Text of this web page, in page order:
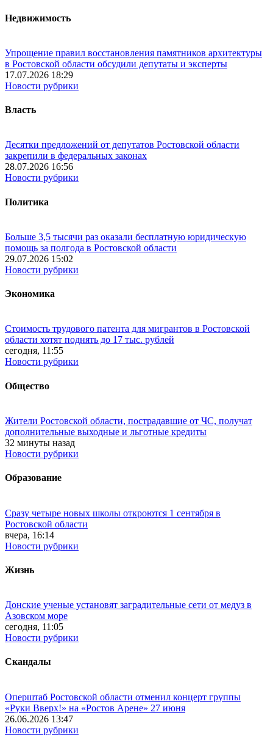
Недвижимость
Упрощение правил восстановления памятников архитектуры
в Ростовской области обсудили депутаты и эксперты
17.07.2026 18:29
Новости рубрики
Власть
Десятки предложений от депутатов Ростовской области
закрепили в федеральных законах
28.07.2026 16:56
Новости рубрики
Политика
Больше 3,5 тысячи раз оказали бесплатную юридическую
помощь за полгода в Ростовской области
29.07.2026 15:02
Новости рубрики
Экономика
Стоимость трудового патента для мигрантов в Ростовской
области хотят поднять до 17 тыс. рублей
сегодня, 11:55
Новости рубрики
Общество
Жители Ростовской области, пострадавшие от ЧС, получат
дополнительные выходные и льготные кредиты
32 минуты назад
Новости рубрики
Образование
Сразу четыре новых школы откроются 1 сентября в
Ростовской области
вчера, 16:14
Новости рубрики
Жизнь
Донские ученые установят заградительные сети от медуз в
Азовском море
сегодня, 11:05
Новости рубрики
Скандалы
Оперштаб Ростовской области отменил концерт группы
«Руки Вверх!» на «Ростов Арене» 27 июня
26.06.2026 13:47
Новости рубрики